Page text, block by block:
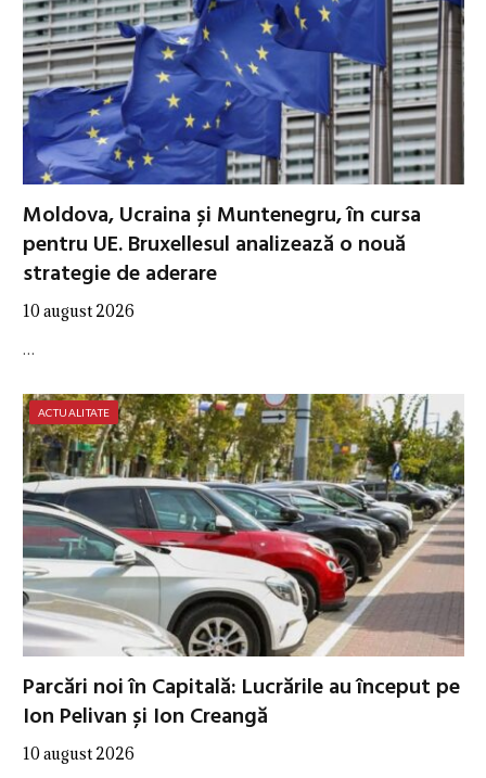
Moldova, Ucraina și Muntenegru, în cursa
pentru UE. Bruxellesul analizează o nouă
strategie de aderare
10 august 2026
…
ACTUALITATE
Parcări noi în Capitală: Lucrările au început pe
Ion Pelivan și Ion Creangă
10 august 2026